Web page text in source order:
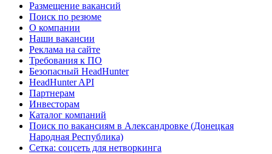
Размещение вакансий
Поиск по резюме
О компании
Наши вакансии
Реклама на сайте
Требования к ПО
Безопасный HeadHunter
HeadHunter API
Партнерам
Инвесторам
Каталог компаний
Поиск по вакансиям в Александровке (Донецкая
Народная Республика)
Сетка: соцсеть для нетворкинга